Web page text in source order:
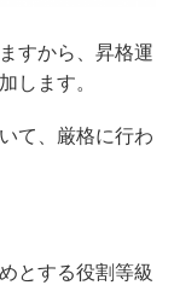
すから、昇格運
します。
て、厳格に行わ
とする役割等級